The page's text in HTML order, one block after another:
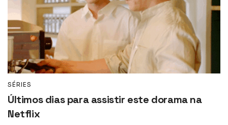
SÉRIES
Últimos dias para assistir este dorama na
Netflix